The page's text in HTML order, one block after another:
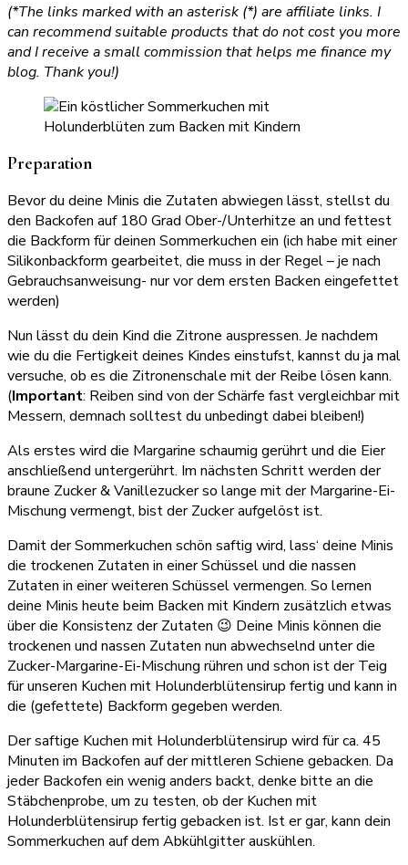
(*The links marked with an asterisk (*) are affiliate links. I
can recommend suitable products that do not cost you more
and I receive a small commission that helps me finance my
blog. Thank you!)
Preparation
Bevor du deine Minis die Zutaten abwiegen lässt, stellst du
den Backofen auf 180 Grad Ober-/Unterhitze an und fettest
die Backform für deinen Sommerkuchen ein (ich habe mit einer
Silikonbackform gearbeitet, die muss in der Regel – je nach
Gebrauchsanweisung- nur vor dem ersten Backen eingefettet
werden)
Nun lässt du dein Kind die Zitrone auspressen. Je nachdem
wie du die Fertigkeit deines Kindes einstufst, kannst du ja mal
versuche, ob es die Zitronenschale mit der Reibe lösen kann.
(Important: Reiben sind von der Schärfe fast vergleichbar mit
Messern, demnach solltest du unbedingt dabei bleiben!)
Als erstes wird die Margarine schaumig gerührt und die Eier
anschließend untergerührt. Im nächsten Schritt werden der
braune Zucker & Vanillezucker so lange mit der Margarine-Ei-
Mischung vermengt, bist der Zucker aufgelöst ist.
Damit der Sommerkuchen schön saftig wird, lass‘ deine Minis
die trockenen Zutaten in einer Schüssel und die nassen
Zutaten in einer weiteren Schüssel vermengen. So lernen
deine Minis heute beim Backen mit Kindern zusätzlich etwas
über die Konsistenz der Zutaten 😉 Deine Minis können die
trockenen und nassen Zutaten nun abwechselnd unter die
Zucker-Margarine-Ei-Mischung rühren und schon ist der Teig
für unseren Kuchen mit Holunderblütensirup fertig und kann in
die (gefettete) Backform gegeben werden.
Der saftige Kuchen mit Holunderblütensirup wird für ca. 45
Minuten im Backofen auf der mittleren Schiene gebacken. Da
jeder Backofen ein wenig anders backt, denke bitte an die
Stäbchenprobe, um zu testen, ob der Kuchen mit
Holunderblütensirup fertig gebacken ist. Ist er gar, kann dein
Sommerkuchen auf dem Abkühlgitter auskühlen.